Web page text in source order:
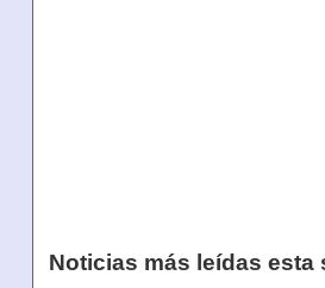
Noticias más leídas esta